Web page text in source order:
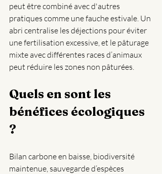
peut être combiné avec d'autres
pratiques comme une fauche estivale. Un
abri centralise les déjections pour éviter
une fertilisation excessive, et le pâturage
mixte avec différentes races d’animaux
peut réduire les zones non pâturées.
Quels en sont les
bénéfices écologiques
?
Bilan carbone en baisse, biodiversité
maintenue, sauvegarde d’espèces